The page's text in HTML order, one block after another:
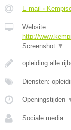
E-mail ›
Website:
http://
Screenshot ▼
opleiding alle
Diensten:
Openingstijden
Sociale media: